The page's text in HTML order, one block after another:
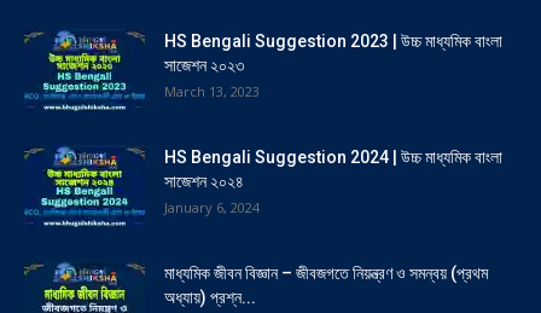
HS Bengali Suggestion 2023 | উচ্চ মাধ্যমিক বাংলা
সাজেশন ২০২৩
March 13, 2023
HS Bengali Suggestion 2024 | উচ্চ মাধ্যমিক বাংলা
সাজেশন ২০২৪
January 6, 2024
মাধ্যমিক জীবন বিজ্ঞান – জীবজগতে নিয়ন্ত্রণ ও সমন্বয় (প্রথম
অধ্যায়) প্রশ্ন...